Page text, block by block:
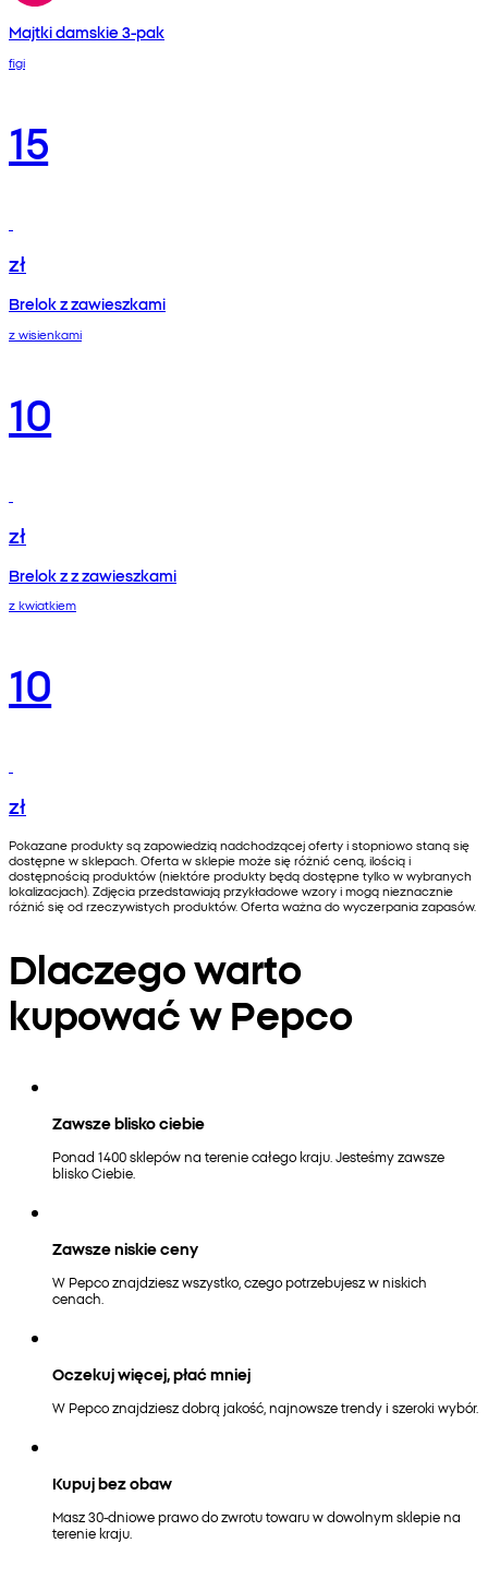
Majtki damskie 3-pak
figi
15
zł
Brelok z zawieszkami
z wisienkami
10
zł
Brelok z z zawieszkami
z kwiatkiem
10
zł
Pokazane produkty są zapowiedzią nadchodzącej oferty i stopniowo staną się
dostępne w sklepach. Oferta w sklepie może się różnić ceną, ilością i
dostępnością produktów (niektóre produkty będą dostępne tylko w wybranych
lokalizacjach). Zdjęcia przedstawiają przykładowe wzory i mogą nieznacznie
różnić się od rzeczywistych produktów. Oferta ważna do wyczerpania zapasów.
Dlaczego warto
kupować w Pepco
Zawsze blisko ciebie
Ponad 1400 sklepów na terenie całego kraju. Jesteśmy zawsze
blisko Ciebie.
Zawsze niskie ceny
W Pepco znajdziesz wszystko, czego potrzebujesz w niskich
cenach.
Oczekuj więcej, płać mniej
W Pepco znajdziesz dobrą jakość, najnowsze trendy i szeroki wybór.
Kupuj bez obaw
Masz 30-dniowe prawo do zwrotu towaru w dowolnym sklepie na
terenie kraju.